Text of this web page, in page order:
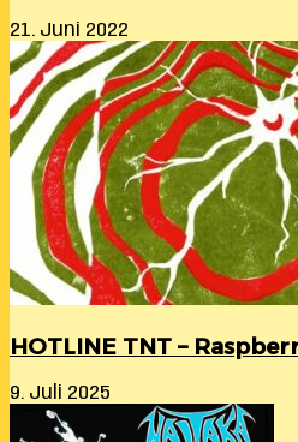
21. Juni 2022
HOTLINE TNT –
9. Juli 2025